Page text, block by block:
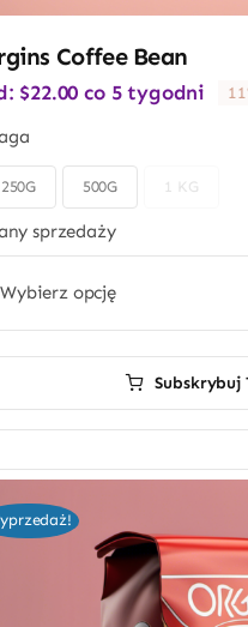
Coffee Bean
$22.00 co 5 tygodni
250G 500G 1 KG
sprzedaży
Subskrybuj